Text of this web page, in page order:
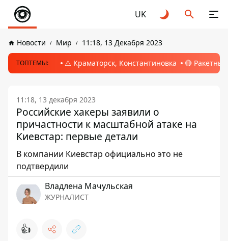
UK
Новости Мир 11:18, 13 Декабря 2023
ТОПТЕМЫ: ⚠️ Краматорск, Константиновка 🔴
11:18, 13 декабря 2023
Российские хакеры заявили о
причастности к масштабной атаке на
Киевстар: первые детали
В компании Киевстар официально это не
подтвердили
Владлена Мачульская
ЖУРНАЛИСТ
👍